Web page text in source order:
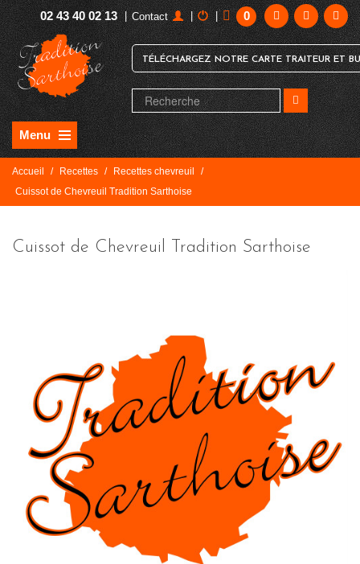
02 43 40 02 13 | Contact | | 0
TÉLÉCHARGEZ NOTRE CARTE TRAITEUR ET
Menu
Accueil / Recettes / Recettes chevreuil
/
Cuissot de Chevreuil Tradition Sarthoise
Cuissot de Chevreuil Tradition Sarthoise